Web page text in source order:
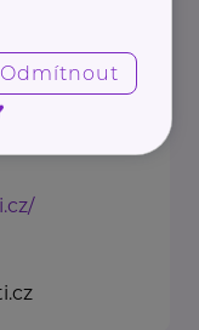
Odmítnout